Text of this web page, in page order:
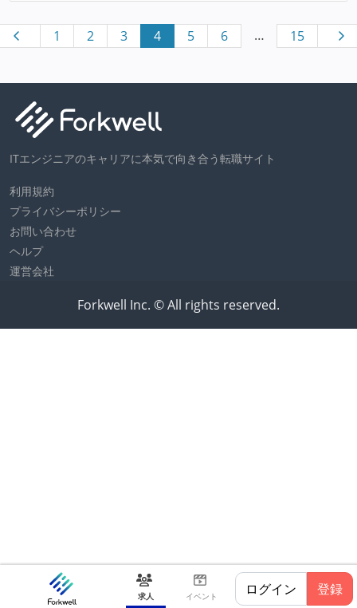
求人 イベント ログイン 登録
1 2 3 4 5 6 … 15
ITエンジニアのキャリアに本気で向き合う転職サイト
利用規約
プライバシーポリシー
お問い合わせ
ヘルプ
運営会社
Forkwell Inc. © All rights reserved.